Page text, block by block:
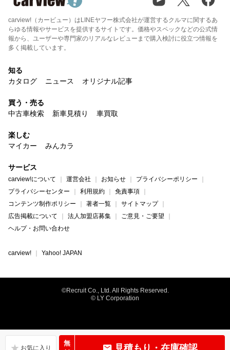
無
見積もり・在庫確認
carview!（カービュー）はLINEヤフー株式会社が運営するクルマに関するあ
らゆる情報やサービスを提供するサイトです。価格やスペックなどの公式情
報から、ユーザーや専門家のリアルなレビューまで購入検討に役立つ情報を
多く掲載しています。
知る
カタログ
ニュース オリジナル記事
買う・売る
中古車検索
新車見積り 車買取
楽しむ
マイカー
みんカラ
サービス
carview!について 運営会社 お知らせ
プライバシーポリシー
プライバシーセンター
利用規約
免責事項
コンテンツ制作ポリシー
著者一覧
サイトマップ
広告掲載について
法人加盟店募集
ご意見・ご要望
ヘルプ・お問い合わせ
carview! Yahoo! JAPAN
©Recruit Co., Ltd. All Rights Reserved.
© LY Corporation